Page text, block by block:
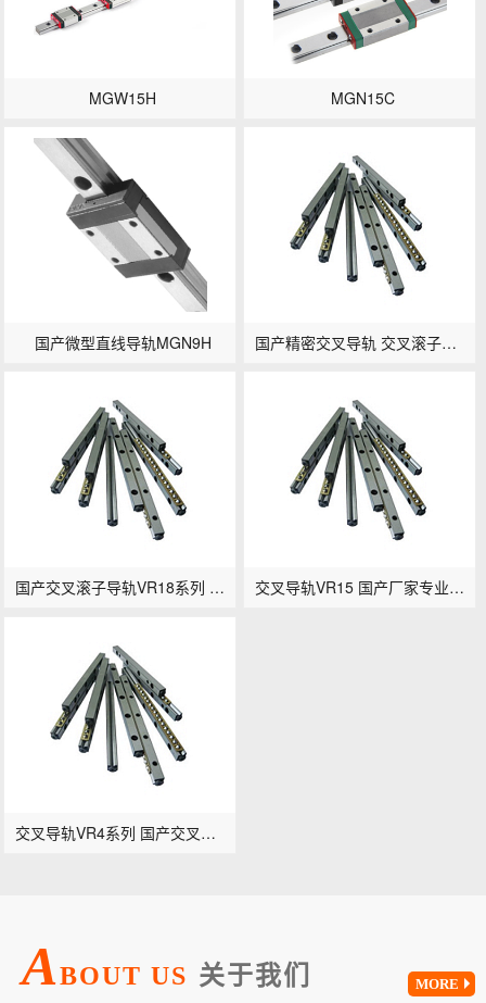
MGW15H MGN15C
国产微型直线导轨MGN9H 国产精密交叉导轨 交叉滚子导轨VR2系列
国产交叉滚子导轨VR18系列 专业定制 交叉导轨VR15 国产厂家专业滚柱导轨供应商
交叉导轨VR4系列 国产交叉滚子轨道
ABOUT US 关于我们 MORE